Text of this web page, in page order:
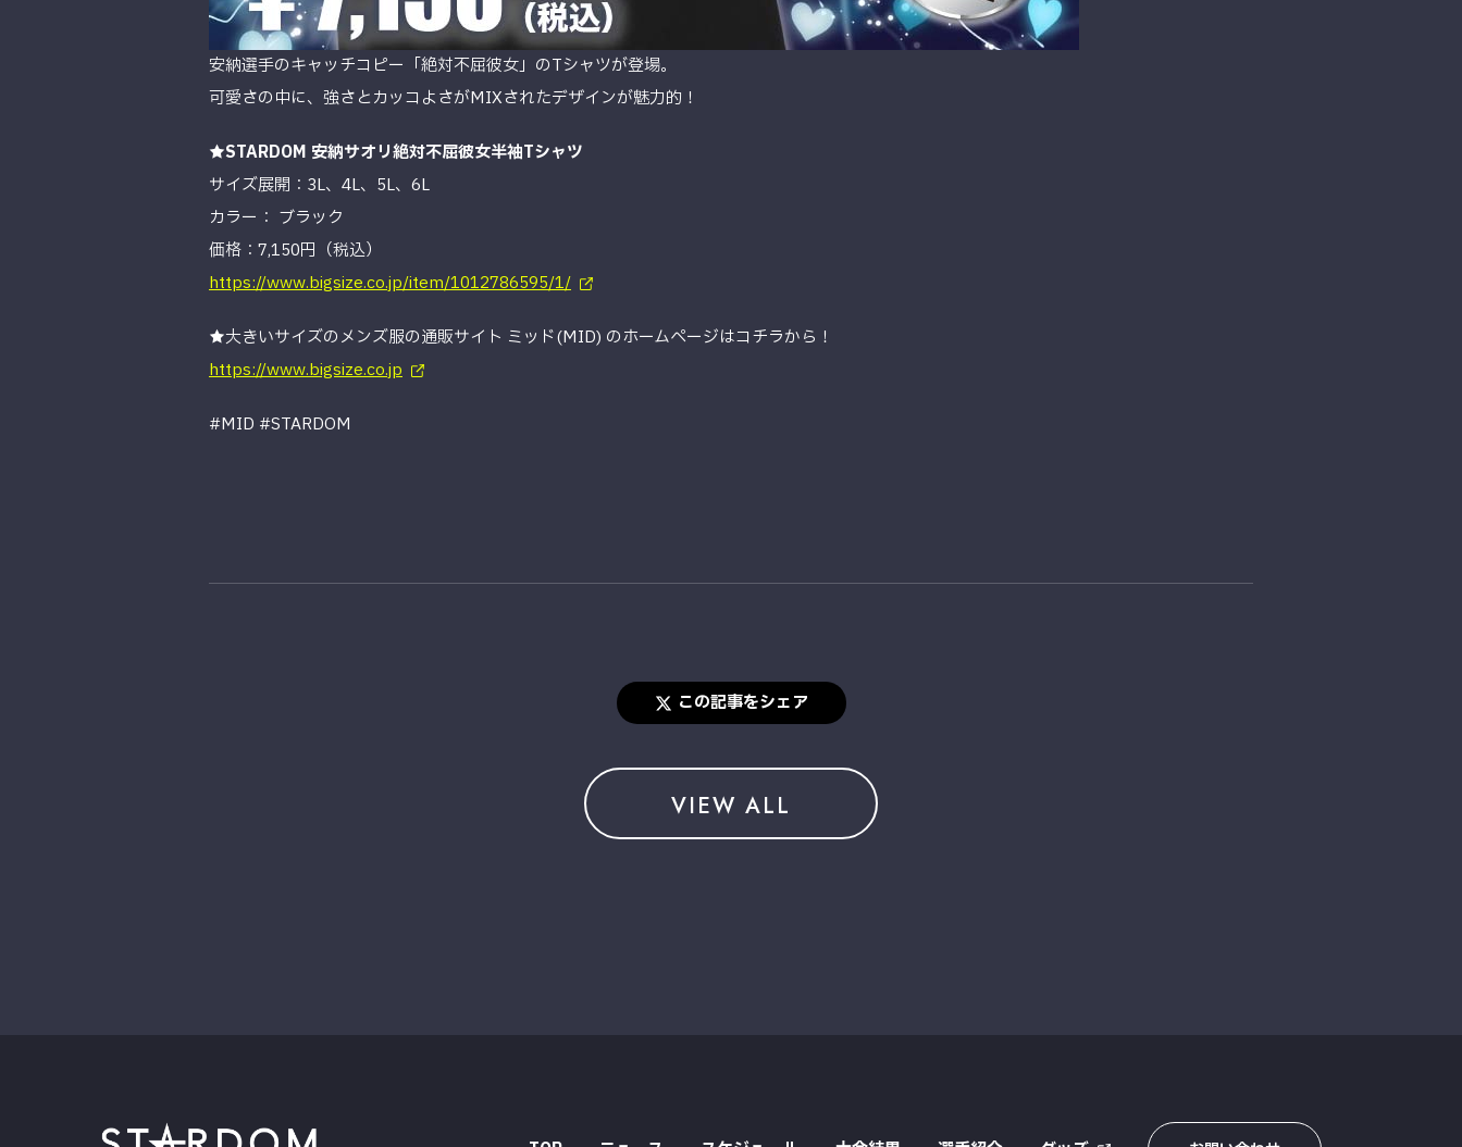
安納選手のキャッチコピー「絶対不屈彼女」のTシャツが登場。
可愛さの中に、強さとカッコよさがMIXされたデザインが魅力的！
★STARDOM 安納サオリ絶対不屈彼女半袖Tシャツ
サイズ展開：3L、4L、5L、6L
カラー： ブラック
価格：7,150円（税込）
https://www.bigsize.co.jp/item/1012786595/1/
★大きいサイズのメンズ服の通販サイト ミッド(MID) のホームページはコチラから！
https://www.bigsize.co.jp
#MID #STARDOM
この記事をシェア
VIEW ALL